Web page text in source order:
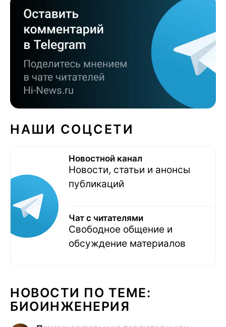
НАШИ СОЦСЕТИ
Новостной канал
Новости, статьи и анонсы
публикаций
Чат с читателями
Свободное общение и
обсуждение материалов
НОВОСТИ ПО ТЕМЕ:
БИОИНЖЕНЕРИЯ